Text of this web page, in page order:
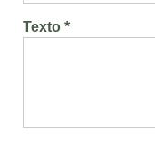
Texto *